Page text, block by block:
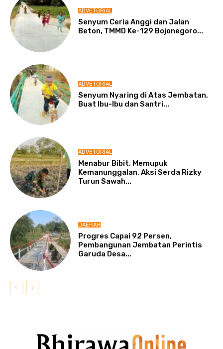
ADVETORIAL
Senyum Ceria Anggi dan Jalan
Beton, TMMD Ke-129 Bojonegoro...
ADVETORIAL
Senyum Nyaring di Atas Jembatan,
Buat Ibu-Ibu dan Santri...
ADVETORIAL
Menabur Bibit, Memupuk
Kemanunggalan, Aksi Serda Rizky
Turun Sawah...
DAERAH
Progres Capai 92 Persen,
Pembangunan Jembatan Perintis
Garuda Desa...